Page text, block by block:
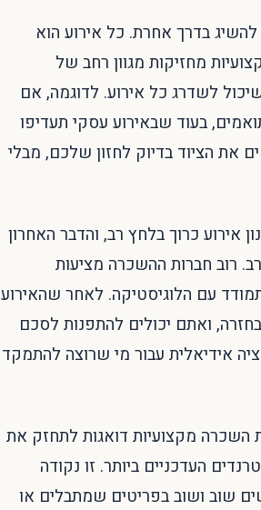
בדרך אחרת. כל אירוע הוא
מחזיקות מגוון רחב של
לשדרג כל אירוע. לדוגמה, אם
בעוד שבאירוע עסקי תעדיפו
את הציוד בדיוק לחזון שלכם, מבלי
אירוע כרוך בלחץ רב, והדבר האחרון
רוב חברות ההשכרה מציעות
עם הלוגיסטיקה. לאחר שהאירוע
ואתם יכולים להתפנות לסכם
אידיאלית עבור מי שרוצה להתמקד
השכרה מקצועיות דואגות לתחזק את
העדכניים ביותר. זו נקודה
שוב ושוב בפריטים שמתבלים או